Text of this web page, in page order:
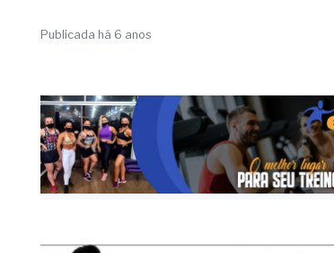
Investimentos na região caem 38%